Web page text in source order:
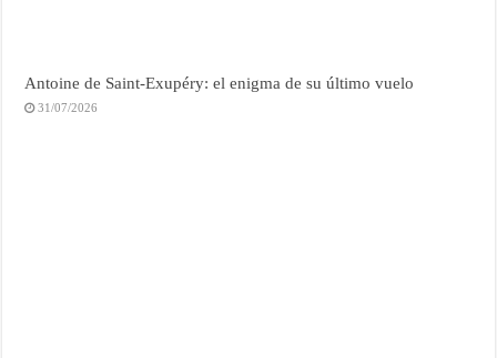
Antoine de Saint-Exupéry: el enigma de su último vuelo
31/07/2026